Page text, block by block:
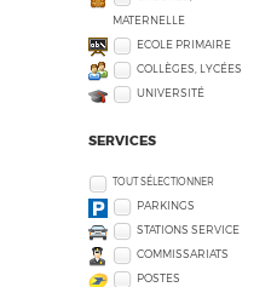
MATERNELLE
ECOLE PRIMAIRE
COLLÈGES, LYCÉES
UNIVERSITÉ
SERVICES
TOUT SÉLECTIONNER
PARKINGS
STATIONS SERVICE
COMMISSARIATS
POSTES